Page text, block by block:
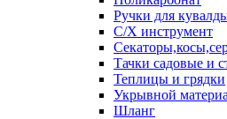
Ручки для
С/Х инструмент
Тачки садовые и
Теплицы и грядки
Укрывной
Шланг